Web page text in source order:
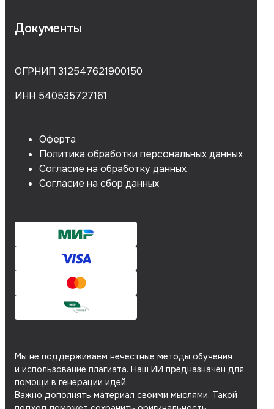
Документы
ОГРНИП 312547621900150
ИНН 540535727161
Оферта
Политика обработки персональных данных
Согласие на обработку данных
Согласие на сбор данных
Мы не поддерживаем нечестные методы обучения
и использование плагиата. Наш ИИ предназначен для
помощи в генерации идей.
Важно дополнять материал своими мыслями. Такой